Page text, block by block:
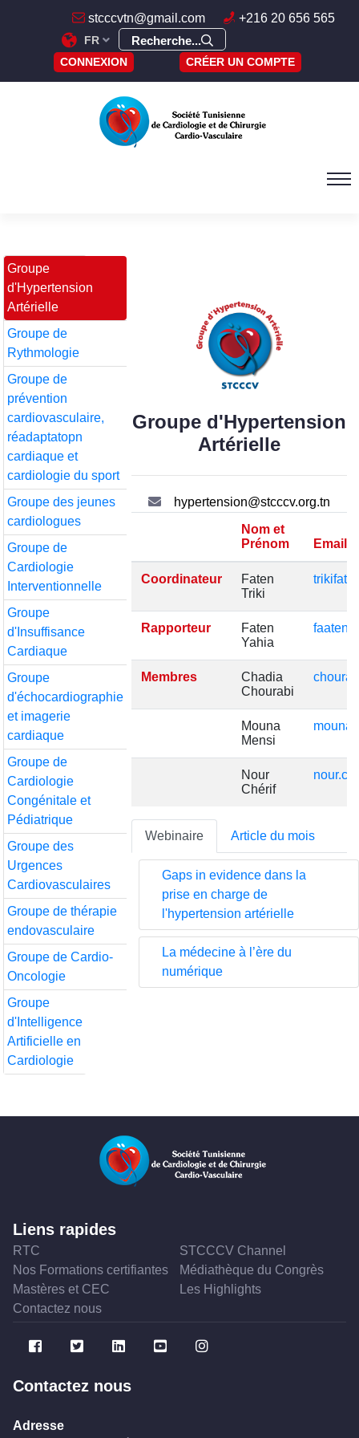
stcccvtn@gmail.com +216 20 656 565
FR Recherche...
CONNEXION CRÉER UN COMPTE
Groupe
d'Hypertension
Artérielle
Groupe de
Rythmologie
Groupe de
prévention
cardiovasculaire,
réadaptatopn
cardiaque et
cardiologie du sport
Groupe des jeunes
cardiologues
Groupe de
Cardiologie
Interventionnelle
Groupe
d'Insuffisance
Cardiaque
Groupe
d'échocardiographie
et imagerie
cardiaque
Groupe de
Cardiologie
Congénitale et
Pédiatrique
Groupe des
Urgences
Cardiovasculaires
Groupe de thérapie
endovasculaire
Groupe de Cardio-
Oncologie
Groupe
d'Intelligence
Artificielle en
Cardiologie
Groupe d'Hypertension
Artérielle
hypertension@stcccv.org.tn
Nom et
Prénom
Email
Coordinateur
Faten
Triki
Rapporteur
Faten
Yahia
Membres
Chadia
Chourabi
Mouna
Mensi
Nour
Chérif
Webinaire Article du mois
Gaps in evidence dans la
prise en charge de
l'hypertension artérielle
La médecine à l’ère du
numérique
Liens rapides
RTC
STCCCV Channel
Nos Formations certifiantes
Médiathèque du Congrès
Mastères et CEC
Les Highlights
Contactez nous
Contactez nous
Adresse